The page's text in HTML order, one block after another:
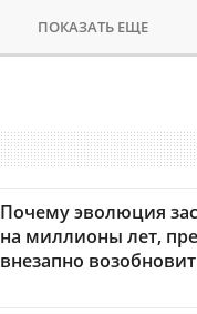
ПОКАЗАТЬ ЕЩЕ
Почему эволюция
на миллионы лет,
внезапно